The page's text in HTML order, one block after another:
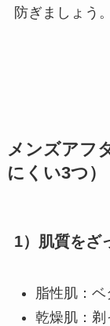
防ぎましょう。
メンズアフ
にくい3つ）
1）肌質をざ
脂性肌：
乾燥肌：